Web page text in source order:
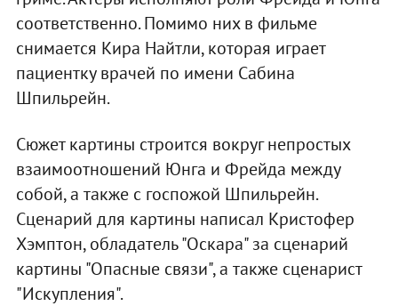
соответственно. Помимо них в фильме
снимается Кира Найтли, которая играет
пациентку врачей по имени Сабина
Шпильрейн.
Сюжет картины строится вокруг непростых
взаимоотношений Юнга и Фрейда между
собой, а также с госпожой Шпильрейн.
Сценарий для картины написал Кристофер
Хэмптон, обладатель "Оскара" за сценарий
картины "Опасные связи", а также сценарист
"Искупления".